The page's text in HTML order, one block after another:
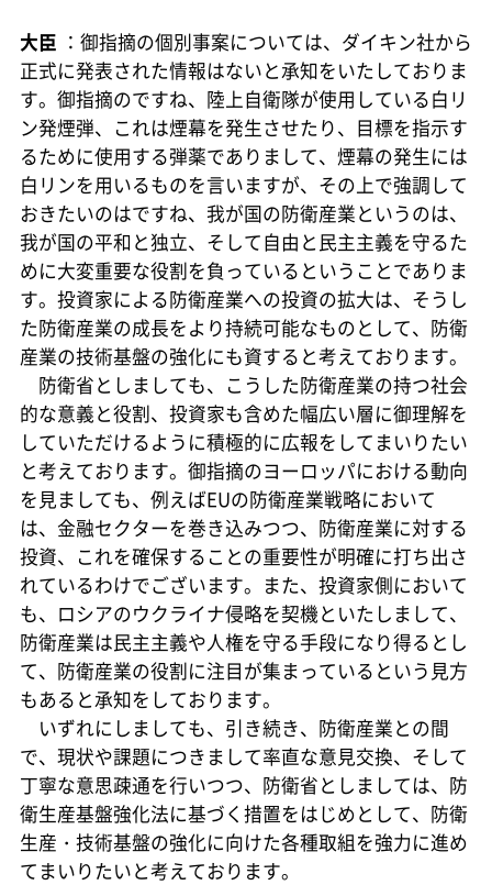
大臣 ：御指摘の個別事案については、ダイキン社から
正式に発表された情報はないと承知をいたしておりま
す。御指摘のですね、陸上自衛隊が使用している白リ
ン発煙弾、これは煙幕を発生させたり、目標を指示す
るために使用する弾薬でありまして、煙幕の発生には
白リンを用いるものを言いますが、その上で強調して
おきたいのはですね、我が国の防衛産業というのは、
我が国の平和と独立、そして自由と民主主義を守るた
めに大変重要な役割を負っているということでありま
す。投資家による防衛産業への投資の拡大は、そうし
た防衛産業の成長をより持続可能なものとして、防衛
産業の技術基盤の強化にも資すると考えております。
防衛省としましても、こうした防衛産業の持つ社会
的な意義と役割、投資家も含めた幅広い層に御理解を
していただけるように積極的に広報をしてまいりたい
と考えております。御指摘のヨーロッパにおける動向
を見ましても、例えばEUの防衛産業戦略において
は、金融セクターを巻き込みつつ、防衛産業に対する
投資、これを確保することの重要性が明確に打ち出さ
れているわけでございます。また、投資家側において
も、ロシアのウクライナ侵略を契機といたしまして、
防衛産業は民主主義や人権を守る手段になり得るとし
て、防衛産業の役割に注目が集まっているという見方
もあると承知をしております。
いずれにしましても、引き続き、防衛産業との間
で、現状や課題につきまして率直な意見交換、そして
丁寧な意思疎通を行いつつ、防衛省としましては、防
衛生産基盤強化法に基づく措置をはじめとして、防衛
生産・技術基盤の強化に向けた各種取組を強力に進め
てまいりたいと考えております。